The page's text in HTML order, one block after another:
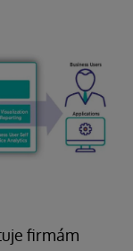
firmám